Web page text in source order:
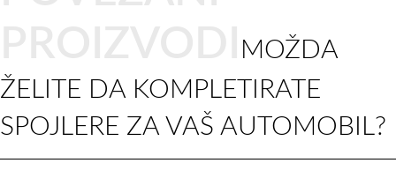
MOŽDA
ŽELITE DA KOMPLETIRATE
SPOJLERE ZA VAŠ AUTOMOBIL?